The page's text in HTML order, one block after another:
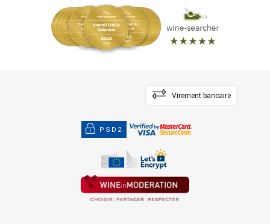
Virement bancaire
PSD2